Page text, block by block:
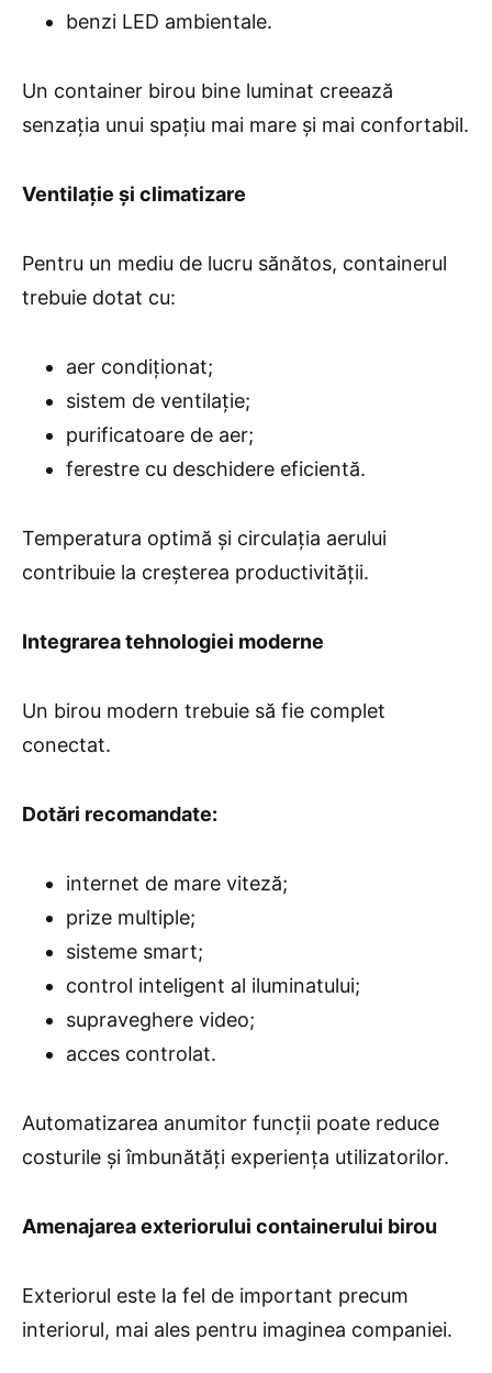
benzi LED ambientale.
Un container birou bine luminat creează
senzația unui spațiu mai mare și mai confortabil.
Ventilație și climatizare
Pentru un mediu de lucru sănătos, containerul
trebuie dotat cu:
aer condiționat;
sistem de ventilație;
purificatoare de aer;
ferestre cu deschidere eficientă.
Temperatura optimă și circulația aerului
contribuie la creșterea productivității.
Integrarea tehnologiei moderne
Un birou modern trebuie să fie complet
conectat.
Dotări recomandate:
internet de mare viteză;
prize multiple;
sisteme smart;
control inteligent al iluminatului;
supraveghere video;
acces controlat.
Automatizarea anumitor funcții poate reduce
costurile și îmbunătăți experiența utilizatorilor.
Amenajarea exteriorului containerului birou
Exteriorul este la fel de important precum
interiorul, mai ales pentru imaginea companiei.